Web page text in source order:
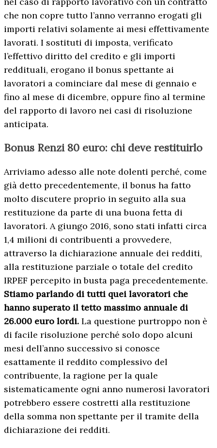
che non copre tutto l’anno verranno erogati gli
importi relativi solamente ai mesi effettivamente
lavorati. I sostituti di imposta, verificato
l’effettivo diritto del credito e gli importi
reddituali, erogano il bonus spettante ai
lavoratori a cominciare dal mese di gennaio e
fino al mese di dicembre, oppure fino al termine
del rapporto di lavoro nei casi di risoluzione
anticipata.
Bonus Renzi 80 euro: chi deve restituirlo
Arriviamo adesso alle note dolenti perché, come
già detto precedentemente, il bonus ha fatto
molto discutere proprio in seguito alla sua
restituzione da parte di una buona fetta di
lavoratori. A giungo 2016, sono stati infatti circa
1,4 milioni di contribuenti a provvedere,
attraverso la dichiarazione annuale dei redditi,
alla restituzione parziale o totale del credito
IRPEF percepito in busta paga precedentemente.
Stiamo parlando di tutti quei lavoratori che
hanno superato il tetto massimo annuale di
26.000 euro lordi. La questione purtroppo non è
di facile risoluzione perché solo dopo alcuni
mesi dell’anno successivo si conosce
esattamente il reddito complessivo del
contribuente, la ragione per la quale
sistematicamente ogni anno numerosi lavoratori
potrebbero essere costretti alla restituzione
della somma non spettante per il tramite della
dichiarazione dei redditi.